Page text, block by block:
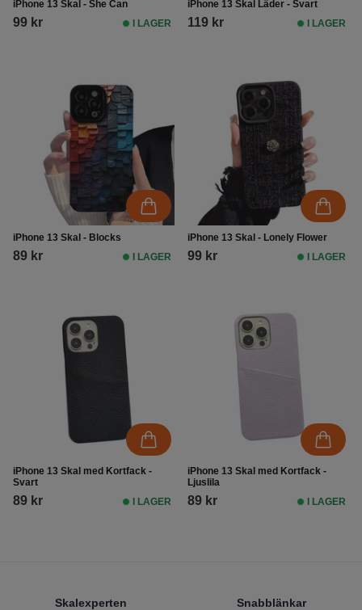
iPhone 13 Skal - She Can
99 kr I LAGER
iPhone 13 Skal Läder - Svart
119 kr I LAGER
iPhone 13 Skal - Blocks
89 kr I LAGER
iPhone 13 Skal - Lonely Flower
99 kr I LAGER
iPhone 13 Skal med Kortfack -
Svart
89 kr I LAGER
iPhone 13 Skal med Kortfack -
Ljuslila
89 kr I LAGER
Skalexperten Snabblänkar